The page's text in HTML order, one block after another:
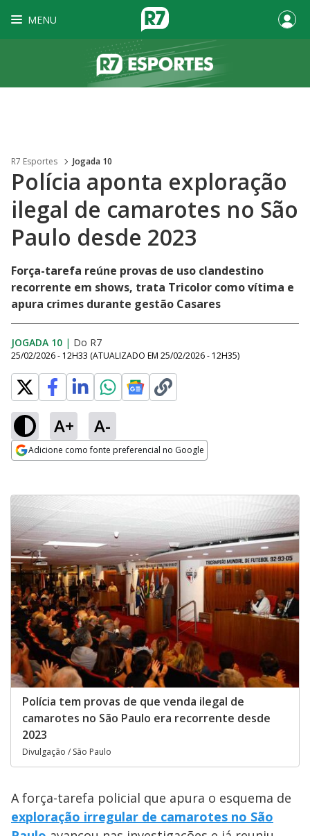
MENU
R7 Esportes Jogada 10
Polícia aponta exploração
ilegal de camarotes no São
Paulo desde 2023
Força-tarefa reúne provas de uso clandestino
recorrente em shows, trata Tricolor como vítima e
apura crimes durante gestão Casares
JOGADA 10 | Do R7
25/02/2026 - 12H33 (ATUALIZADO EM 25/02/2026 - 12H35)
A+ A-
Adicione como fonte preferencial no Google
Polícia tem provas de que venda ilegal de
camarotes no São Paulo era recorrente desde
2023
Divulgação / São Paulo
A força-tarefa policial que apura o esquema de
exploração irregular de camarotes no São